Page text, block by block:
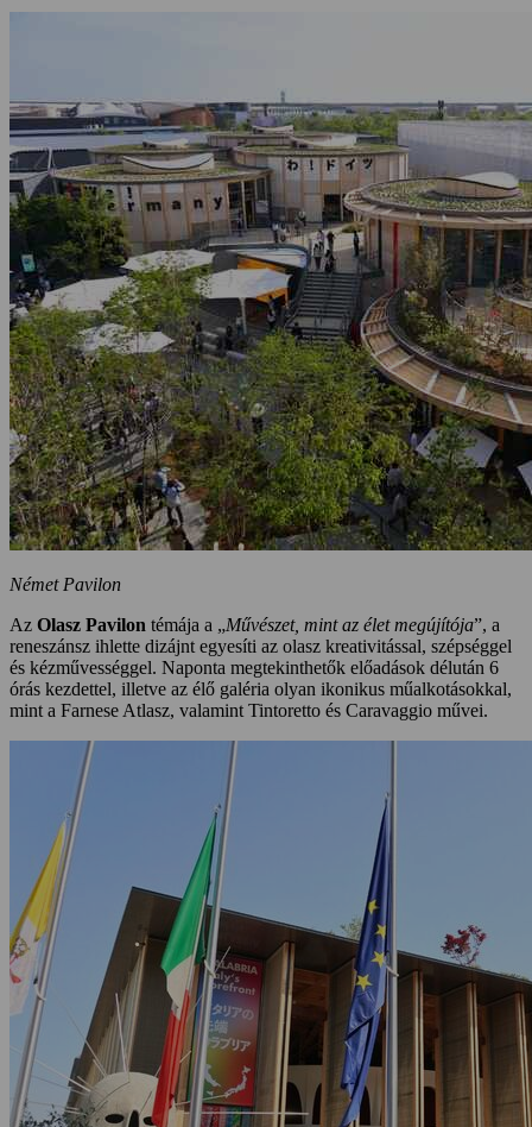
Német Pavilon
Az Olasz Pavilon témája a „Művészet, mint az élet megújítója”, a
reneszánsz ihlette dizájnt egyesíti az olasz kreativitással, szépséggel
és kézművességgel. Naponta megtekinthetők előadások délután 6
órás kezdettel, illetve az élő galéria olyan ikonikus műalkotásokkal,
mint a Farnese Atlasz, valamint Tintoretto és Caravaggio művei.